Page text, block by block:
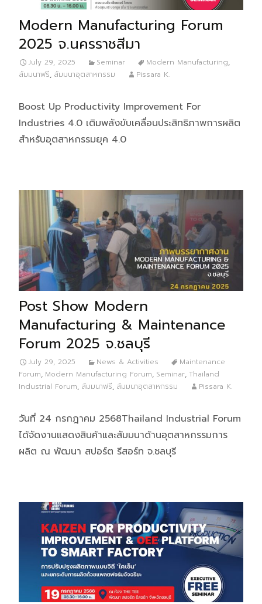
Modern Manufacturing Forum
2025 จ.นครราชสีมา
July 29, 2025 Seminar Modern Manufacturing,
สัมมนาฟรี, สัมมนาอุตสาหกรรม Pissara K.
Boost Up Productivity Improvement For
Industries 4.0 เติมพลังขับเคลื่อนประสิทธิภาพการผลิต
สำหรับอุตสาหกรรมยุค 4.0
Post Show Modern
Manufacturing & Maintenance
Forum 2025 จ.ชลบุรี
July 29, 2025 News & Activities
Maintenance
Forum Modern Manufacturing Forum Seminar Thailand
Industrial Forum สัมมนาฟรี สัมมนาอุตสาหกรรม Pissara K.
วันที่ 24 กรกฎาคม 2568Thailand Industrial Forum
ได้จัดงานแสดงสินค้าและสัมมนาด้านอุตสาหกรรมการ
ผลิต ณ พัฒนา สปอร์ต รีสอร์ท จ.ชลบุรี